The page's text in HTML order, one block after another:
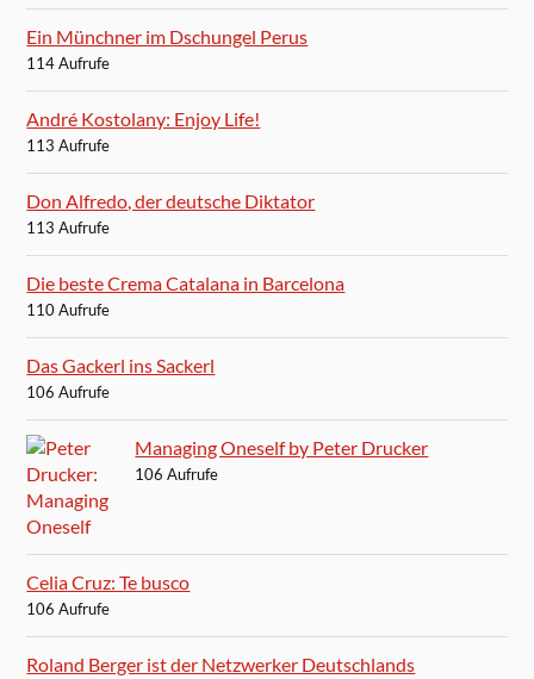
Ein Münchner im Dschungel Perus
114 Aufrufe
André Kostolany: Enjoy Life!
113 Aufrufe
Don Alfredo, der deutsche Diktator
113 Aufrufe
Die beste Crema Catalana in Barcelona
110 Aufrufe
Das Gackerl ins Sackerl
106 Aufrufe
Managing Oneself by Peter Drucker
106 Aufrufe
Celia Cruz: Te busco
106 Aufrufe
Roland Berger ist der Netzwerker Deutschlands